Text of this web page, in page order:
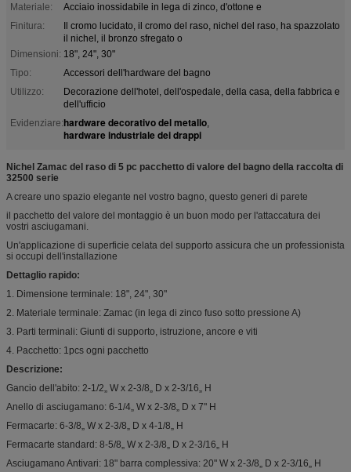
Materiale:
Acciaio inossidabile in lega di zinco, d'ottone e
Finitura:
Il cromo lucidato, il cromo del raso, nichel del raso, ha spazzolato
il nichel, il bronzo sfregato o
Dimensioni: 18", 24", 30"
Tipo:
Accessori dell'hardware del bagno
Utilizzo:
Decorazione dell'hotel, dell'ospedale, della casa, della fabbrica e
dell'ufficio
Evidenziare:hardware decorativo del metallo,
hardware industriale dei drappi
Nichel Zamac del raso di 5 pc pacchetto di valore del bagno della raccolta di
32500 serie
A creare uno spazio elegante nel vostro bagno, questo generi di parete
il pacchetto del valore del montaggio è un buon modo per l'attaccatura dei
vostri asciugamani.
Un'applicazione di superficie celata del supporto assicura che un professionista
si occupi dell'installazione
Dettaglio rapido:
1. Dimensione terminale: 18", 24", 30"
2. Materiale terminale: Zamac (in lega di zinco fuso sotto pressione A)
3. Parti terminali: Giunti di supporto, istruzione, ancore e viti
4. Pacchetto: 1pcs ogni pacchetto
Descrizione:
Gancio dell'abito: 2-1/2„ W x 2-3/8„ D x 2-3/16„ H
Anello di asciugamano: 6-1/4„ W x 2-3/8„ D x 7" H
Fermacarte: 6-3/8„ W x 2-3/8„ D x 4-1/8„ H
Fermacarte standard: 8-5/8„ W x 2-3/8„ D x 2-3/16„ H
Asciugamano Antivari: 18" barra complessiva: 20" W x 2-3/8„ D x 2-3/16„ H